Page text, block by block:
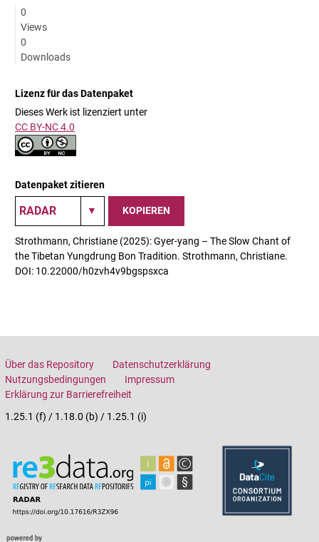
0
Views
0
Downloads
Lizenz für das Datenpaket
Dieses Werk ist lizenziert unter
CC BY-NC 4.0
Datenpaket zitieren
KOPIEREN
Strothmann, Christiane (2025): Gyer-yang – The Slow Chant of
the Tibetan Yungdrung Bon Tradition. Strothmann, Christiane.
DOI: 10.22000/h0zvh4v9bgspsxca
Über das Repository
Datenschutzerklärung
Nutzungsbedingungen
Impressum
Erklärung zur Barrierefreiheit
1.25.1 (f) / 1.18.0 (b) / 1.25.1 (i)